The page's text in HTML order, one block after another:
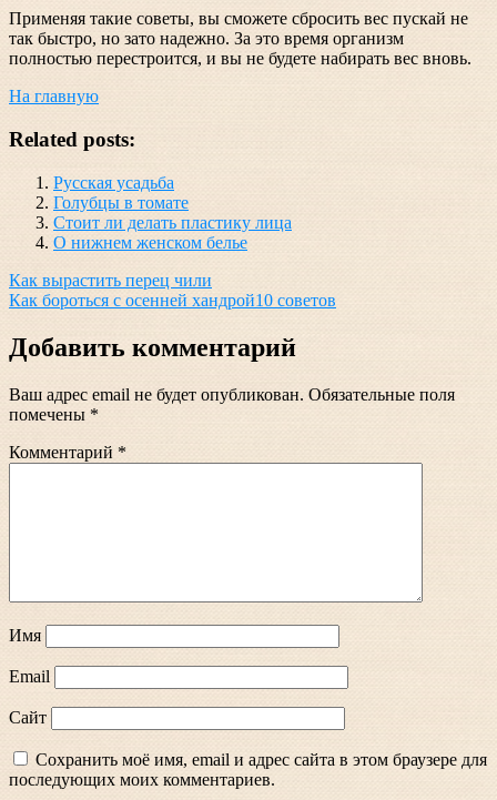
Применяя такие советы, вы сможете сбросить вес пускай не
так быстро, но зато надежно. За это время организм
полностью перестроится, и вы не будете набирать вес вновь.
На главную
Related posts:
Русская усадьба
Голубцы в томате
Стоит ли делать пластику лица
О нижнем женском белье
Навигация
по
записям
Как вырастить перец чили
Как бороться с осенней хандрой10 советов
Добавить комментарий
Ваш адрес email не будет опубликован. Обязательные поля
помечены *
Комментарий *
Имя
Email
Сайт
Сохранить моё имя, email и адрес сайта в этом браузере для
последующих моих комментариев.